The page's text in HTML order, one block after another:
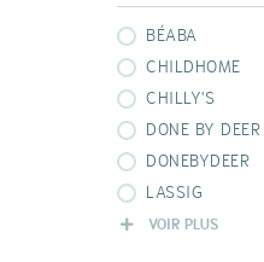
BÉABA
CHILDHOME
CHILLY'S
DONE BY DEER
DONEBYDEER
LASSIG
LIEWOOD
VOIR PLUS